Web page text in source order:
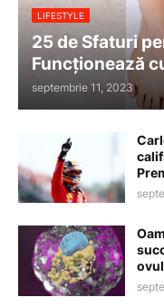
LIFESTYLE
25 de Sfaturi
Funcționează
septembrie 11, 2023